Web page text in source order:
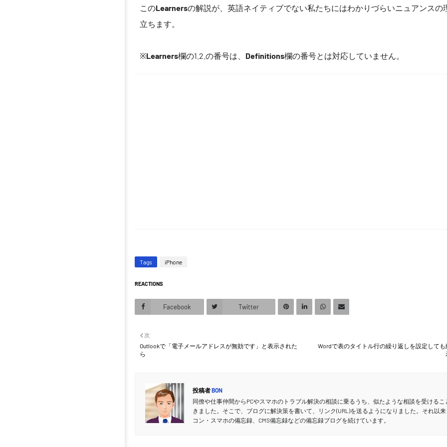
このLearnersの解説が、英語ネイティブでない私たちにはわかりづらいニュアンスの
立ちます。
※Learners欄の1.2.の番号は、 Definitions欄の番号とは対応していません。
Tags iPhone
REACTIONS
Facebook Twitter
Wordで表のタイトル行の繰り返しを設定して
次
Outlookで「電子メールアドレスが無効です」と表示された
ら
投稿者BON
同僚や仕事仲間からPCやスマホのトラブル解決の相談に乗るうち、似たような相談を受けるこ
きました。そこで、ブログに解決策を書いて、リンク(URL)を送るようになりました。それ以
コン・スマホの備忘録、CMS備忘録などの備忘録ブログを続けています。